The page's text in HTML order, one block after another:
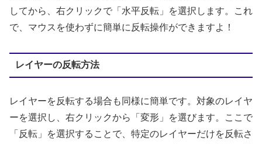
してから、右クリックで「水平反転」を選択します。これ
で、マウスを使わずに簡単に反転操作ができますよ！
レイヤーの反転方法
レイヤーを反転する場合も同様に簡単です。対象のレイヤ
ーを選択し、右クリックから「変形」を選びます。ここで
「反転」を選択することで、特定のレイヤーだけを反転さ